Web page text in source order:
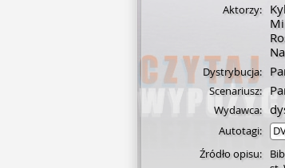
Aktorzy:
Dystrybucja:
Scenariusz:
Wydawca:
Autotagi:
Źródło opisu: